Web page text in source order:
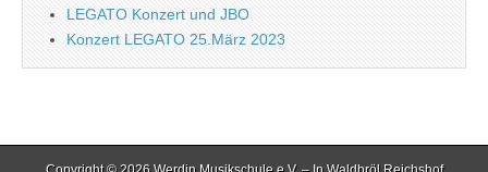
LEGATO Konzert und JBO
Konzert LEGATO 25.März 2023